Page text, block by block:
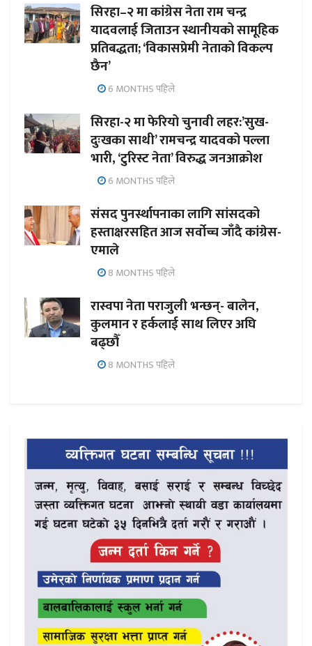
सिरहा–२ मा कांग्रेस नेता राम चन्द्र
यादवलाई जिताउन स्थानीयको सामूहिक
प्रतिबद्धता; ‘विकासप्रेमी नेताको विकल्प
छैन’
6 MONTHS पहिले
सिरहा-२ मा फेरियो चुनावी लहर:’सुख-
दुःखका साथी’ रामचन्द्र यादवको पल्ला
भारी, ‘टुरिस्ट नेता’ विरुद्ध जनआक्रोश
6 MONTHS पहिले
संसद पुनर्स्थापनाका लागि सांसदको
हस्ताक्षरसहित आज सर्वोच्च जाँदै कांग्रेस-
एमाले
8 MONTHS पहिले
रास्वपा नेता पराजुली भन्छन्- बालेन,
कुलमान र हर्कलाई साथ लिएर अघि
बढ्छौँ
8 MONTHS पहिले